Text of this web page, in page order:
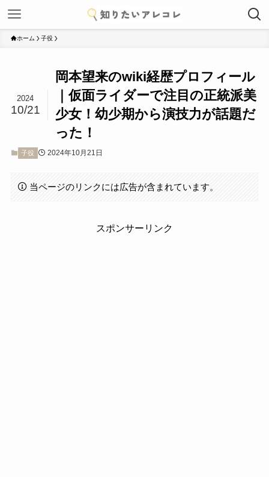
ホーム 子役
岡本望来のwiki経歴プロフィール
｜仮面ライダーで注目の正統派美
少女！幼少期から演技力が話題だ
った！
2024
10/21
子役 2024年10月21日
当ページのリンクには広告が含まれています。
スポンサーリンク